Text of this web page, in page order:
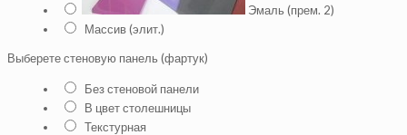
Эмаль (прем. 2)
Массив (элит.)
Выберете стеновую панель (фартук)
Без стеновой панели
В цвет столешницы
Текстурная